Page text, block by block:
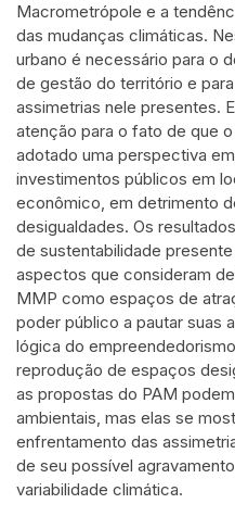
Macrometrópole e a
das mudanças climáticas.
urbano é necessário para o
de gestão do território e
assimetrias nele presentes.
atenção para o fato de que
adotado uma perspectiva
investimentos públicos em
econômico, em detrimento
desigualdades. Os
de sustentabilidade
aspectos que consideram
MMP como espaços de
poder público a pautar suas
lógica do
reprodução de espaços
as propostas do PAM
ambientais, mas elas se
enfrentamento das
de seu possível
variabilidade climática.